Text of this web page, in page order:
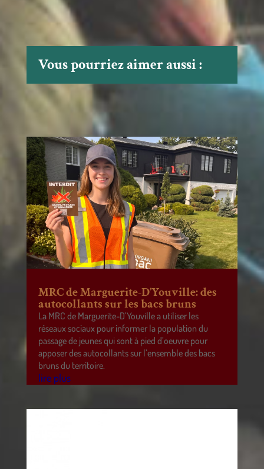
Vous pourriez aimer aussi :
MRC de Marguerite-D’Youville: des
autocollants sur les bacs bruns
La MRC de Marguerite-D’Youville a utiliser les
réseaux sociaux pour informer la population du
passage de jeunes qui sont à pied d’oeuvre pour
apposer des autocollants sur l’ensemble des bacs
bruns du territoire.
lire plus